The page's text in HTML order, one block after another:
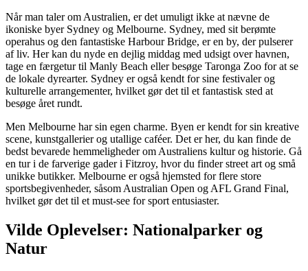
Når man taler om Australien, er det umuligt ikke at nævne de
ikoniske byer Sydney og Melbourne. Sydney, med sit berømte
operahus og den fantastiske Harbour Bridge, er en by, der pulserer
af liv. Her kan du nyde en dejlig middag med udsigt over havnen,
tage en færgetur til Manly Beach eller besøge Taronga Zoo for at se
de lokale dyrearter. Sydney er også kendt for sine festivaler og
kulturelle arrangementer, hvilket gør det til et fantastisk sted at
besøge året rundt.
Men Melbourne har sin egen charme. Byen er kendt for sin kreative
scene, kunstgallerier og utallige caféer. Det er her, du kan finde de
bedst bevarede hemmeligheder om Australiens kultur og historie. Gå
en tur i de farverige gader i Fitzroy, hvor du finder street art og små
unikke butikker. Melbourne er også hjemsted for flere store
sportsbegivenheder, såsom Australian Open og AFL Grand Final,
hvilket gør det til et must-see for sport entusiaster.
Vilde Oplevelser: Nationalparker og
Natur